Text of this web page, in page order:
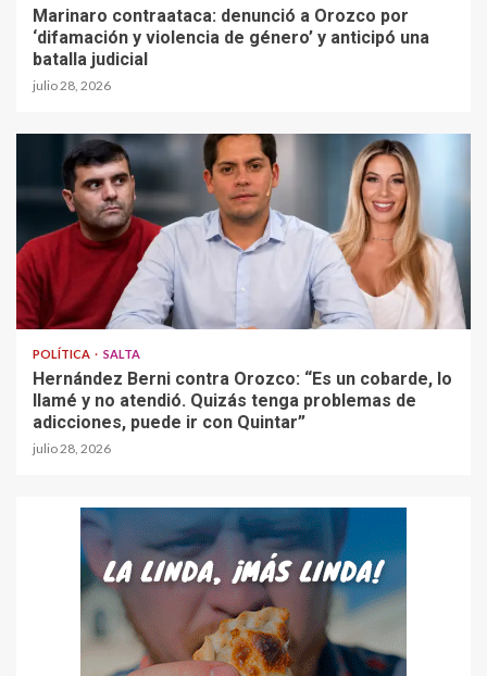
Marinaro contraataca: denunció a Orozco por
‘difamación y violencia de género’ y anticipó una
batalla judicial
julio 28, 2026
POLÍTICA SALTA
Hernández Berni contra Orozco: “Es un cobarde, lo
llamé y no atendió. Quizás tenga problemas de
adicciones, puede ir con Quintar”
julio 28, 2026